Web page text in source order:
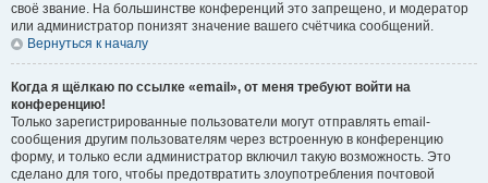
своё звание. На большинстве конференций это запрещено, и модератор
или администратор понизят значение вашего счётчика сообщений.
Вернуться к началу
Когда я щёлкаю по ссылке «email», от меня требуют войти на
конференцию!
Только зарегистрированные пользователи могут отправлять email-
сообщения другим пользователям через встроенную в конференцию
форму, и только если администратор включил такую возможность. Это
сделано для того, чтобы предотвратить злоупотребления почтовой